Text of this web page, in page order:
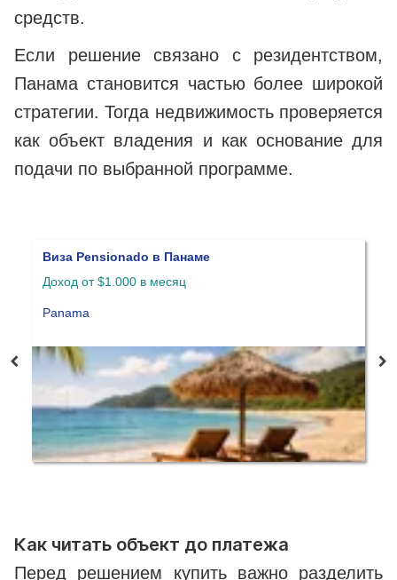
средств.
Если решение связано с резидентством,
Панама становится частью более широкой
стратегии. Тогда недвижимость проверяется
как объект владения и как основание для
подачи по выбранной программе.
Виза Pensionado в Панаме
Доход от $1.000 в месяц
Panama
Как читать объект до платежа
Перед решением купить важно разделить